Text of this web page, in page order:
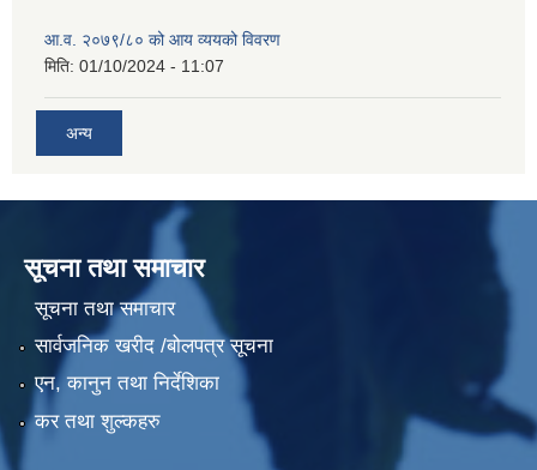
आ.व. २०७९/८० को आय व्ययको विवरण
मिति: 01/10/2024 - 11:07
अन्य
सूचना तथा समाचार
सूचना तथा समाचार
सार्वजनिक खरीद /बोलपत्र सूचना
एन, कानुन तथा निर्देशिका
कर तथा शुल्कहरु